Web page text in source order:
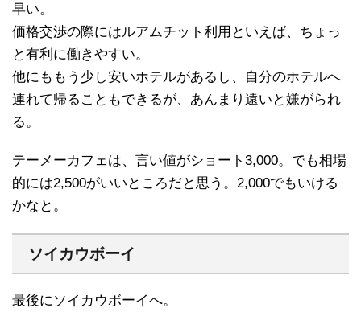
早い。
価格交渉の際にはルアムチット利用といえば、ちょっ
と有利に働きやすい。
他にももう少し安いホテルがあるし、自分のホテルへ
連れて帰ることもできるが、あんまり遠いと嫌がられ
る。
テーメーカフェは、言い値がショート3,000。でも相場
的には2,500がいいところだと思う。2,000でもいける
かなと。
ソイカウボーイ
最後にソイカウボーイへ。